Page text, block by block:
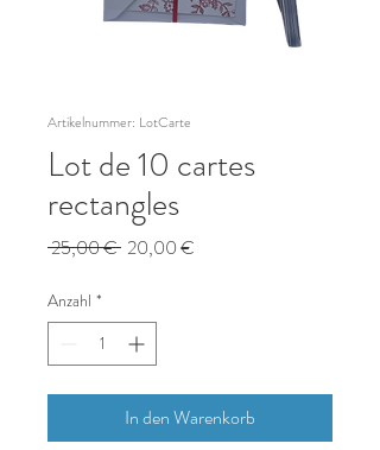
Artikelnummer: LotCarte
Lot de 10 cartes
rectangles
25,00 € Standardpreis
20,00 €
Anzahl *
In den Warenkorb